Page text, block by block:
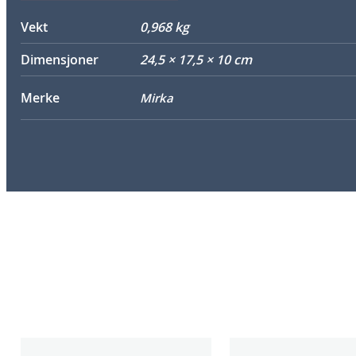
Vekt
0,968 kg
Dimensjoner
24,5 × 17,5 × 10 cm
Merke Mirka